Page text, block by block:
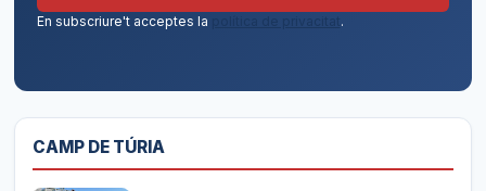
En subscriure't acceptes la
política de privacitat.
CAMP DE TÚRIA